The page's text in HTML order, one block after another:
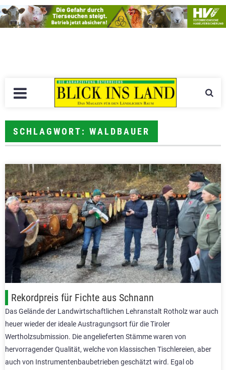
SCHLAGWORT: WALDBAUER
Rekordpreis für Fichte aus Schnann
Das Gelände der Landwirtschaftlichen Lehranstalt Rotholz war auch
heuer wieder der ideale Austragungsort für die Tiroler
Wertholzsubmission. Die angelieferten Stämme waren von
hervorragender Qualität, welche von klassischen Tischlereien, aber
auch von Instrumentenbaubetrieben geschätzt wird. Egal ob